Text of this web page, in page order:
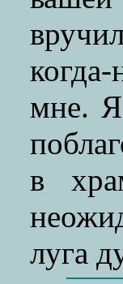
мне. Я
в
луга